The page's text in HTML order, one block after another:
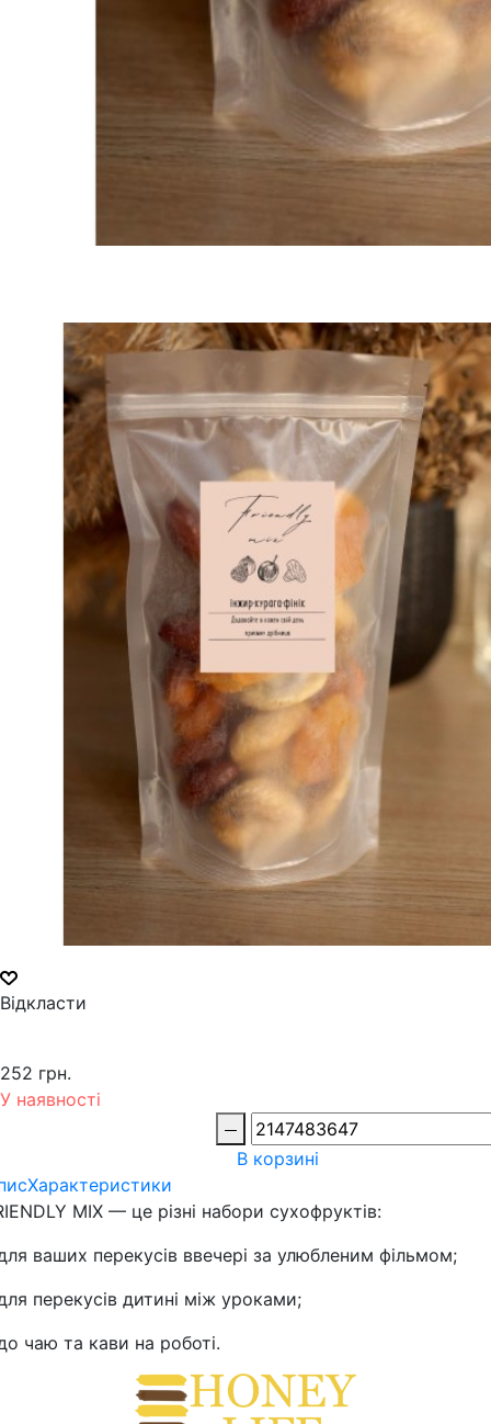
Відкласти
252 грн.
У наявності
В корзині
Характеристики
MIX — це різні набори сухофруктів:
ваших перекусів ввечері за улюбленим фільмом;
перекусів дитині між уроками;
чаю та кави на роботі.